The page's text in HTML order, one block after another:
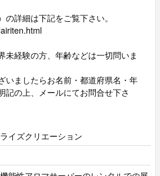
の詳細は下記をご覧下さい。
未経験の方、年齢などは一切問いま
いましたらお名前・都道府県名・年
記の上、メールにてお問合せ下さ
イズクリエーション